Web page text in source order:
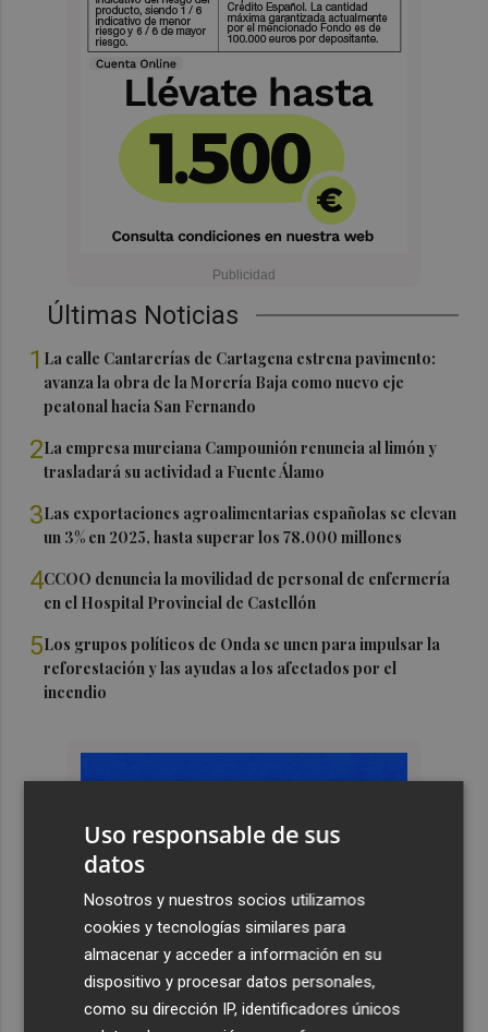
Últimas Noticias
1 La calle Cantarerías de Cartagena estrena pavimento:
avanza la obra de la Morería Baja como nuevo eje
peatonal hacia San Fernando
2La empresa murciana Campounión renuncia al limón y
trasladará su actividad a Fuente Álamo
3Las exportaciones agroalimentarias españolas se elevan
un 3% en 2025, hasta superar los 78.000 millones
4CCOO denuncia la movilidad de personal de enfermería
en el Hospital Provincial de Castellón
5Los grupos políticos de Onda se unen para impulsar la
reforestación y las ayudas a los afectados por el
incendio
Uso responsable de sus
datos
Nosotros y nuestros socios utilizamos
cookies y tecnologías similares para
almacenar y acceder a información en su
dispositivo y procesar datos personales,
como su dirección IP, identificadores únicos